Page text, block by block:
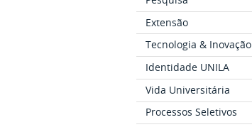
Extensão
Tecnologia & Inovação
Identidade UNILA
Vida Universitária
Processos Seletivos